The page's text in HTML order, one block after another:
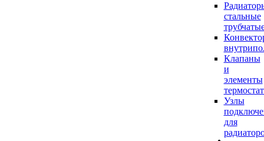
стальные
Клапаны
и
элементы
Узлы
для